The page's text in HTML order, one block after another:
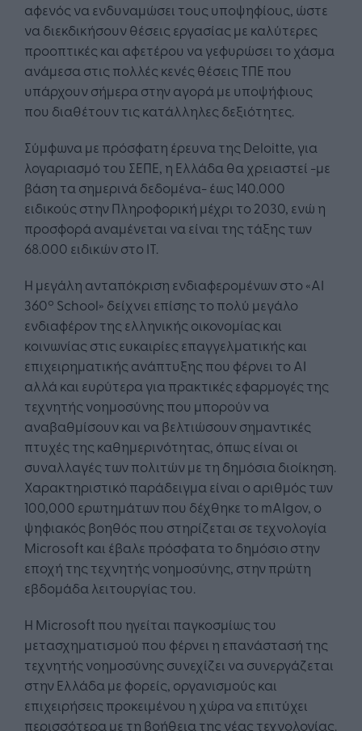
αφενός να ενδυναμώσει τους υποψηφίους, ώστε
να διεκδικήσουν θέσεις εργασίας με καλύτερες
προοπτικές και αφετέρου να γεφυρώσει το χάσμα
ανάμεσα στις πολλές κενές θέσεις ΤΠΕ που
υπάρχουν σήμερα στην αγορά με υποψήφιους
που διαθέτουν τις κατάλληλες δεξιότητες.
Σύμφωνα με πρόσφατη έρευνα της Deloitte, για
λογαριασμό του ΣΕΠΕ, η Ελλάδα θα χρειαστεί -με
βάση τα σημερινά δεδομένα- έως 140.000
ειδικούς στην Πληροφορική μέχρι το 2030, ενώ η
προσφορά αναμένεται να είναι της τάξης των
68.000 ειδικών στο ΙΤ.
Η μεγάλη ανταπόκριση ενδιαφερομένων στο «AI
360º School» δείχνει επίσης το πολύ μεγάλο
ενδιαφέρον της ελληνικής οικονομίας και
κοινωνίας στις ευκαιρίες επαγγελματικής και
επιχειρηματικής ανάπτυξης που φέρνει το ΑΙ
αλλά και ευρύτερα για πρακτικές εφαρμογές της
τεχνητής νοημοσύνης που μπορούν να
αναβαθμίσουν και να βελτιώσουν σημαντικές
πτυχές της καθημερινότητας, όπως είναι οι
συναλλαγές των πολιτών με τη δημόσια διοίκηση.
Χαρακτηριστικό παράδειγμα είναι ο αριθμός των
100,000 ερωτημάτων που δέχθηκε τo mAIgov, o
ψηφιακός βοηθός που στηρίζεται σε τεχνολογία
Microsoft και έβαλε πρόσφατα το δημόσιο στην
εποχή της τεχνητής νοημοσύνης, στην πρώτη
εβδομάδα λειτουργίας του.
Η Microsoft που ηγείται παγκοσμίως του
μετασχηματισμού που φέρνει η επανάστασή της
τεχνητής νοημοσύνης συνεχίζει να συνεργάζεται
στην Ελλάδα με φορείς, οργανισμούς και
επιχειρήσεις προκειμένου η χώρα να επιτύχει
περισσότερα με τη βοήθεια της νέας τεχνολογίας.